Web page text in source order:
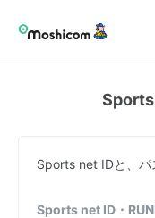
Sports
Sports net IDと、パ
Sports net ID・